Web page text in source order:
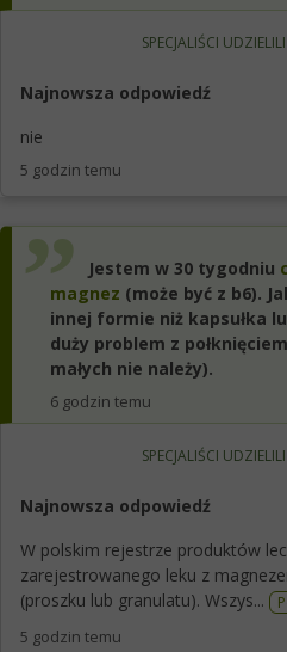
SPECJALIŚCI UDZIELILI
Najnowsza odpowiedź
nie
5 godzin temu
Jestem w 30 tygodniu
magnez (może być z b6).
innej formie niż kapsułka
duży problem z
małych nie należy).
6 godzin temu
SPECJALIŚCI UDZIELILI
Najnowsza odpowiedź
W polskim rejestrze produktów
zarejestrowanego leku z
(proszku lub granulatu). Wszys...
5 godzin temu